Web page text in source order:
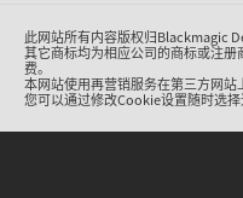
信号分配
流媒体直播及编码
Australia
Austria
此网站所有内容版权归Blackmagic
其它商标均为相应公司的商标或注
费。
本网站使用再营销服务在第三方网站
您可以通过修改Cookie设置随时选择